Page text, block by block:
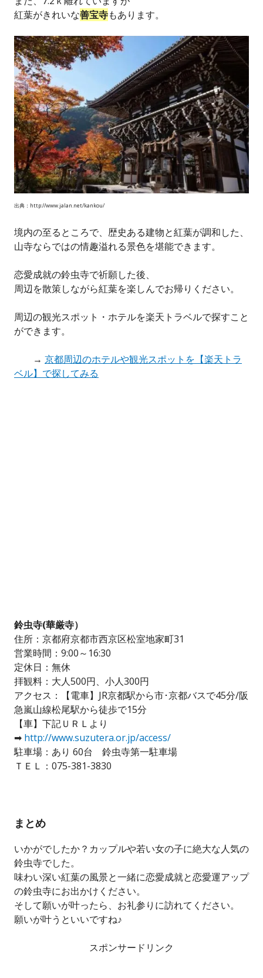
紅葉がきれいな善宝寺もあります。
出典：http://www.jalan.net/kankou/
境内の至るところで、歴史ある建物と紅葉が調和した、
山寺ならではの情趣溢れる景色を堪能できます。
恋愛成就の鈴虫寺で祈願した後、
周辺を散策しながら紅葉を楽しんでお帰りください。
周辺の観光スポット・ホテルを楽天トラベルで探すこと
ができます。
→ 京都周辺のホテルや観光スポットを【楽天トラ
ベル】で探してみる
鈴虫寺(華厳寺）
住所：京都府京都市西京区松室地家町31
営業時間：9:00～16:30
定休日：無休
拝観料：大人500円、小人300円
アクセス：【電車】JR京都駅から市･京都バスで45分/阪
急嵐山線松尾駅から徒歩で15分
【車】下記ＵＲＬより
➡ http://www.suzutera.or.jp/access/
駐車場：あり 60台 鈴虫寺第一駐車場
ＴＥＬ：075-381-3830
まとめ
いかがでしたか？カップルや若い女の子に絶大な人気の
鈴虫寺でした。
味わい深い紅葉の風景と一緒に恋愛成就と恋愛運アップ
の鈴虫寺にお出かけください。
そして願いが叶ったら、お礼参りに訪れてください。
願いが叶うといいですね♪
スポンサードリンク